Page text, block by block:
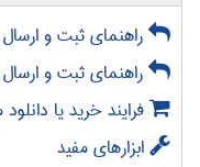
راهنمای ثبت و
راهنمای ثبت و
فرایند خرید یا
ابزارهای مفید